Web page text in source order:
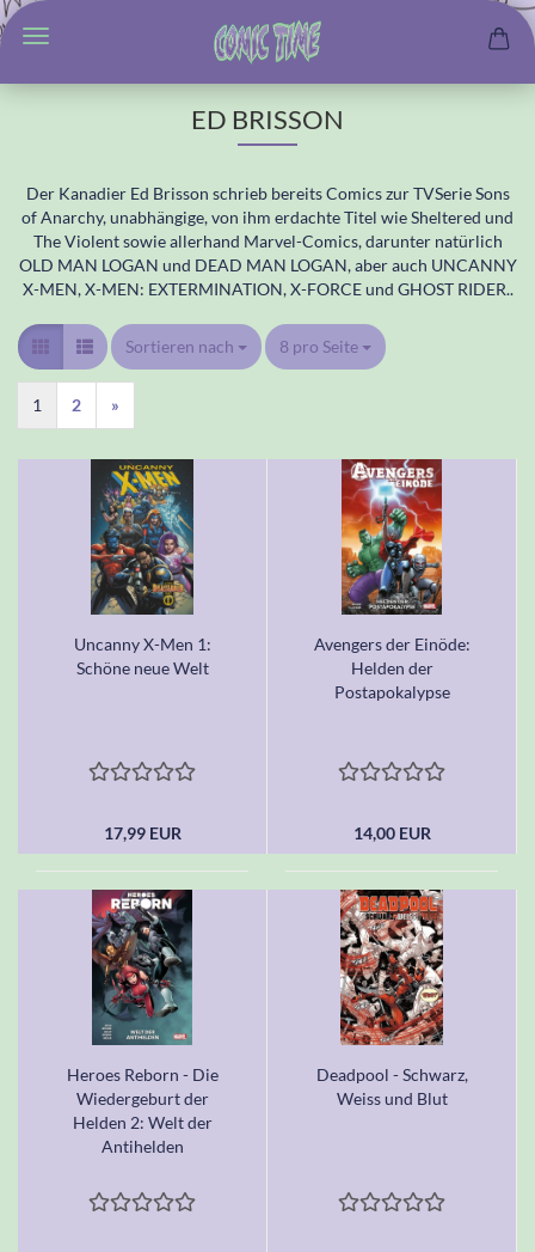
ED BRISSON
Der Kanadier Ed Brisson schrieb bereits Comics zur TVSerie Sons
of Anarchy, unabhängige, von ihm erdachte Titel wie Sheltered und
The Violent sowie allerhand Marvel-Comics, darunter natürlich
OLD MAN LOGAN und DEAD MAN LOGAN, aber auch UNCANNY
X-MEN, X-MEN: EXTERMINATION, X-FORCE und GHOST RIDER..
Sortieren nach
Sortieren nach 8 pro Seite
pro Seite
1 2 »
Uncanny X-Men 1:
Schöne neue Welt
17,99 EUR
Avengers der Einöde:
Helden der
Postapokalypse
14,00 EUR
Heroes Reborn - Die
Wiedergeburt der
Helden 2: Welt der
Antihelden
Deadpool - Schwarz,
Weiss und Blut